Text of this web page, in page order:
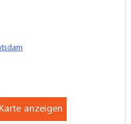
Karte anzeigen